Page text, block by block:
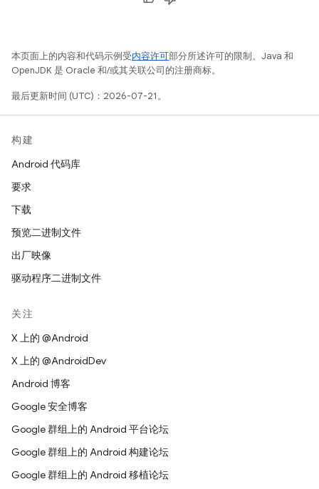
本页面上的内容和代码示例受内容许可部分所述许可的限制。Java 和
OpenJDK 是 Oracle 和/或其关联公司的注册商标。
最后更新时间 (UTC)：2026-07-21。
构建
Android 代码库
要求
下载
预览二进制文件
出厂映像
驱动程序二进制文件
关注
X 上的 @Android
X 上的 @AndroidDev
Android 博客
Google 安全博客
Google 群组上的 Android 平台论坛
Google 群组上的 Android 构建论坛
Google 群组上的 Android 移植论坛